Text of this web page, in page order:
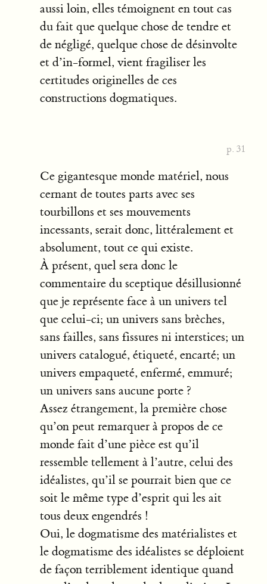
aussi loin, elles témoignent en tout cas
du fait que quelque chose de tendre et
de négligé, quelque chose de désinvolte
et d’in-formel, vient fragiliser les
certitudes originelles de ces
constructions dogmatiques.
p. 31
Ce gigantesque monde matériel, nous
cernant de toutes parts avec ses
tourbillons et ses mouvements
incessants, serait donc, littéralement et
absolument, tout ce qui existe.
À présent, quel sera donc le
commentaire du sceptique désillusionné
que je représente face à un univers tel
que celui-ci; un univers sans brèches,
sans failles, sans fissures ni interstices; un
univers catalogué, étiqueté, encarté; un
univers empaqueté, enfermé, emmuré;
un univers sans aucune porte ?
Assez étrangement, la première chose
qu’on peut remarquer à propos de ce
monde fait d’une pièce est qu’il
ressemble tellement à l’autre, celui des
idéalistes, qu’il se pourrait bien que ce
soit le même type d’esprit qui les ait
tous deux engendrés !
Oui, le dogmatisme des matérialistes et
le dogmatisme des idéalistes se déploient
de façon terriblement identique quand